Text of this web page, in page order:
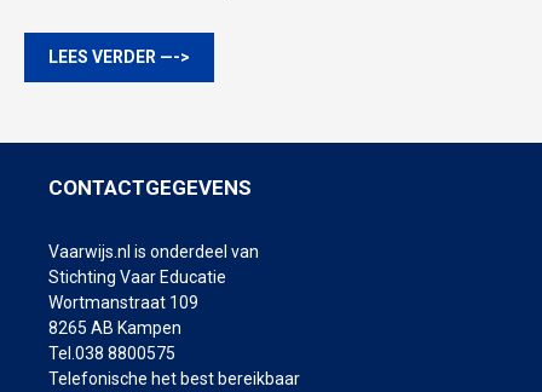
LEES VERDER —->
CONTACTGEGEVENS
Vaarwijs.nl is onderdeel van
Stichting Vaar Educatie
Wortmanstraat 109
8265 AB Kampen
Tel.038 8800575
Telefonische het best bereikbaar